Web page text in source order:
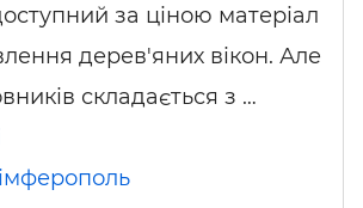
за ціною матеріал
дерев'яних вікон. Але
складається з …